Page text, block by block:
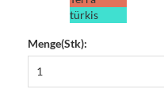
türkis
Menge(Stk):
Clean